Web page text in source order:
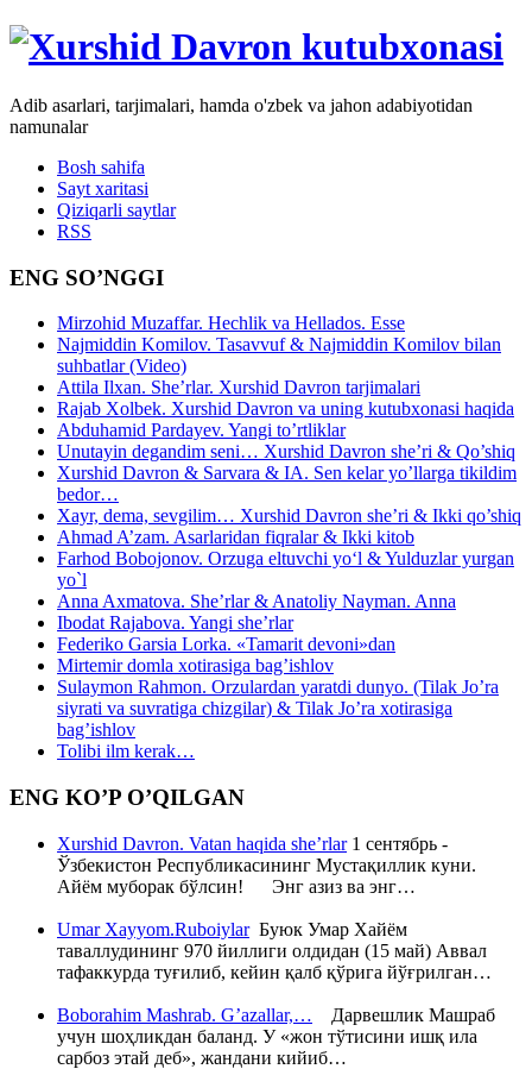
Adib asarlari, tarjimalari, hamda o'zbek va jahon adabiyotidan
namunalar
Bosh sahifa
Sayt xaritasi
Qiziqarli saytlar
RSS
ENG SO’NGGI
Mirzohid Muzaffar. Hechlik va Hellados. Esse
Najmiddin Komilov. Tasavvuf & Najmiddin Komilov bilan
suhbatlar (Video)
Attila Ilxan. She’rlar. Xurshid Davron tarjimalari
Rajab Xolbek. Xurshid Davron va uning kutubxonasi haqida
Abduhamid Pardayev. Yangi to’rtliklar
Unutayin degandim seni… Xurshid Davron she’ri & Qo’shiq
Xurshid Davron & Sarvara & IA. Sen kelar yo’llarga tikildim
bedor…
Xayr, dema, sevgilim… Xurshid Davron she’ri & Ikki qo’shiq
Ahmad A’zam. Asarlaridan fiqralar & Ikki kitob
Farhod Bobojonov. Orzuga eltuvchi yo‘l & Yulduzlar yurgan
yo`l
Anna Axmatova. She’rlar & Anatoliy Nayman. Anna
Ibodat Rajabova. Yangi she’rlar
Federiko Garsia Lorka. «Tamarit devoni»dan
Mirtemir domla xotirasiga bag’ishlov
Sulaymon Rahmon. Orzulardan yaratdi dunyo. (Tilak Jo’ra
siyrati va suvratiga chizgilar) & Tilak Jo’ra xotirasiga
bag’ishlov
Tolibi ilm kerak…
ENG KO’P O’QILGAN
Xurshid Davron. Vatan haqida she’rlar1 сентябрь -
Ўзбекистон Республикасининг Мустақиллик куни.
Айём муборак бўлсин! Энг азиз ва энг…
Umar Xayyom.RuboiylarБуюк Умар Хайём
таваллудининг 970 йиллиги олдидан (15 май) Аввал
тафаккурда туғилиб, кейин қалб қўрига йўғрилган…
Boborahim Mashrab. G’azallar,… Дарвешлик Машраб
учун шоҳликдан баланд. У «жон тўтисини ишқ ила
сарбоз этай деб», жандани кийиб…